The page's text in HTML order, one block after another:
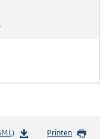
b
Printen